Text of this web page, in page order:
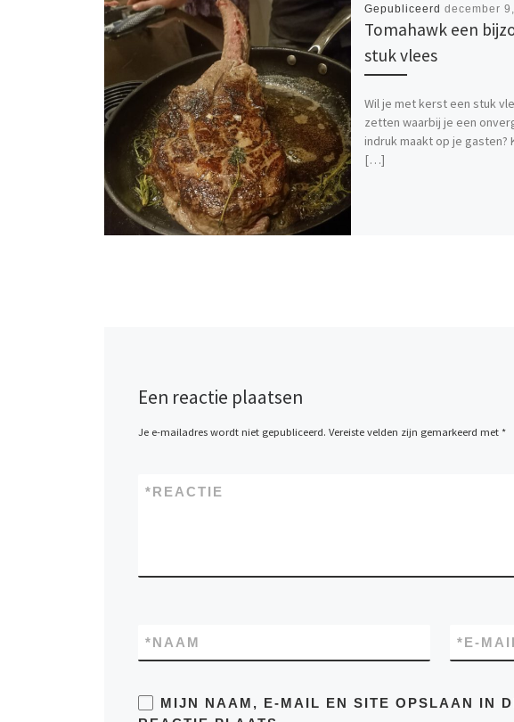
Gepubliceerd december
Tomahawk een
stuk vlees
Wil je met kerst een stuk
zetten waarbij je een
indruk maakt op je gasten?
[…]
Een reactie plaatsen
Je e-mailadres wordt niet gepubliceerd. Vereiste velden zijn gemarkeerd met *
REACTIE
*
NAAM
* E-
*
MIJN NAAM, E-MAIL EN SITE OPSLAAN IN